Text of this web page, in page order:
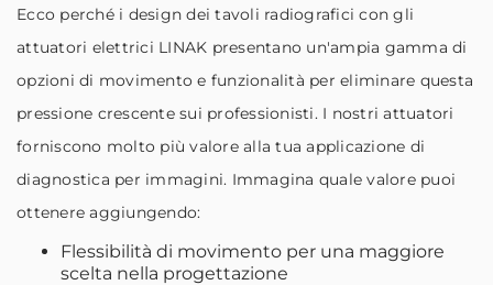
Ecco perché i design dei tavoli radiografici con gli
attuatori elettrici LINAK presentano un'ampia gamma di
opzioni di movimento e funzionalità per eliminare questa
pressione crescente sui professionisti. I nostri attuatori
forniscono molto più valore alla tua applicazione di
diagnostica per immagini. Immagina quale valore puoi
ottenere aggiungendo:
Flessibilità di movimento per una maggiore
scelta nella progettazione